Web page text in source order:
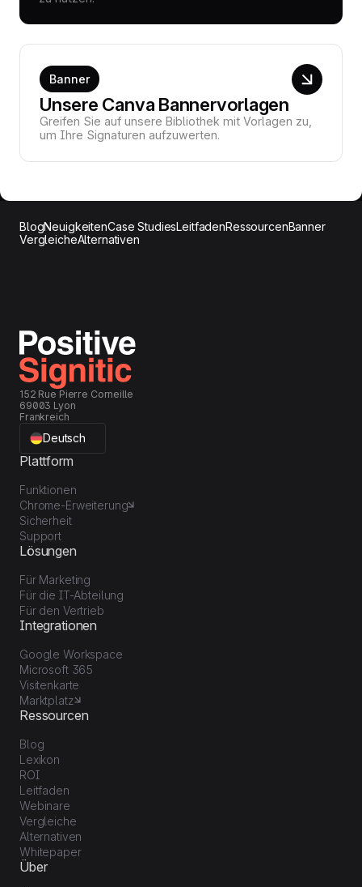
Banner
Unsere Canva Bannervorlagen
Greifen Sie auf unsere Bibliothek mit Vorlagen zu,
um Ihre Signaturen aufzuwerten.
BlogNeuigkeitenCase StudiesLeitfadenRessourcenBanner
VergleicheAlternativen
152 Rue Pierre Corneille
69003 Lyon
Frankreich
Deutsch
Plattform
Funktionen
Chrome-Erweiterung
Sicherheit
Support
Lösungen
Für Marketing
Für die IT-Abteilung
Für den Vertrieb
Integrationen
Google Workspace
Microsoft 365
Visitenkarte
Marktplatz
Ressourcen
Blog
Lexikon
ROI
Leitfaden
Webinare
Vergleiche
Alternativen
Whitepaper
Über